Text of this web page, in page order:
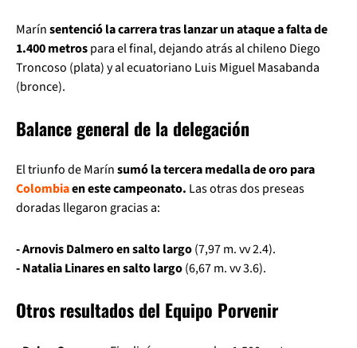
Marínsentenció la carrera tras lanzar un ataque a falta de
1.400 metrospara el final, dejando atrás al chileno Diego
Troncoso (plata) y al ecuatoriano Luis Miguel Masabanda
(bronce).
Balance general de la delegación
El triunfo de Marínsumó la tercera medalla de oro para
Colombiaen este campeonato. Las otras dos preseas
doradas llegaron gracias a:
- Arnovis Dalmero en salto largo(7,97 m. vv 2.4).
- Natalia Linares en salto largo(6,67 m. vv 3.6).
Otros resultados del Equipo Porvenir